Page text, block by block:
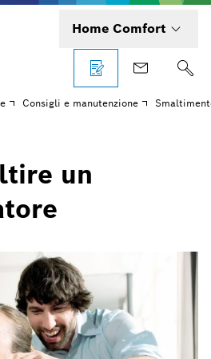
Home Comfort
Consigli e manutenzione
un